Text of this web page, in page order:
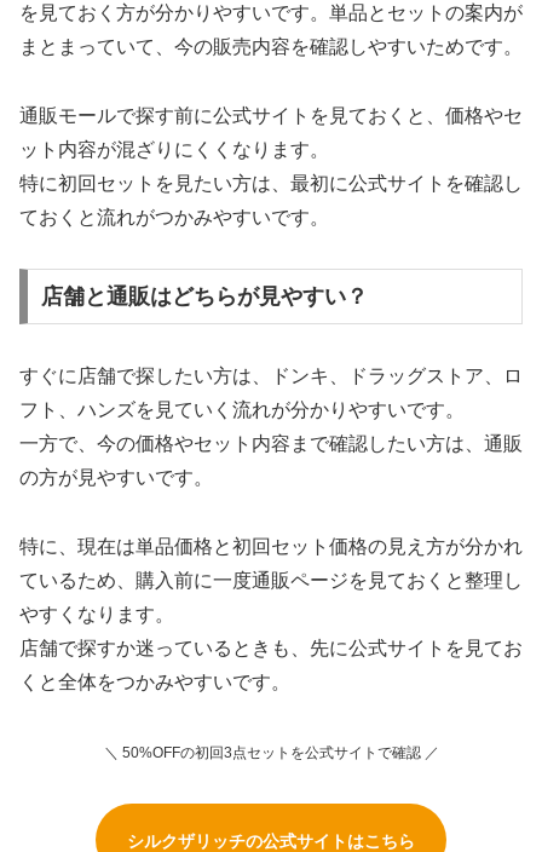
を見ておく方が分かりやすいです。単品とセットの案内が
まとまっていて、今の販売内容を確認しやすいためです。
通販モールで探す前に公式サイトを見ておくと、価格やセ
ット内容が混ざりにくくなります。
特に初回セットを見たい方は、最初に公式サイトを確認し
ておくと流れがつかみやすいです。
店舗と通販はどちらが見やすい？
すぐに店舗で探したい方は、ドンキ、ドラッグストア、ロ
フト、ハンズを見ていく流れが分かりやすいです。
一方で、今の価格やセット内容まで確認したい方は、通販
の方が見やすいです。
特に、現在は単品価格と初回セット価格の見え方が分かれ
ているため、購入前に一度通販ページを見ておくと整理し
やすくなります。
店舗で探すか迷っているときも、先に公式サイトを見てお
くと全体をつかみやすいです。
＼ 50%OFFの初回3点セットを公式サイトで確認 ／
シルクザリッチの公式サイトはこちら